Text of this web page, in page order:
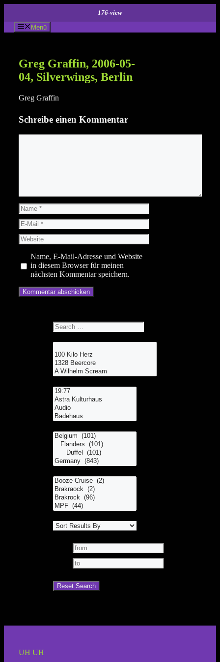
springen
176-view
Menü
Greg Graffin, 2006-05-
04, Silverwings, Berlin
Greg Graffin
Schreibe einen Kommentar
Name
E-
Mail
Website
Name, E-Mail-Adresse und Website
in diesem Browser für meinen
nächsten Kommentar speichern.
UH UH